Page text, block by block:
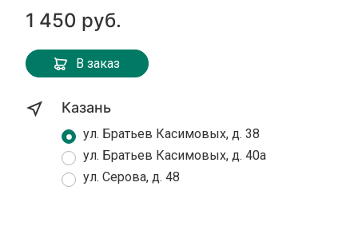
1 450 руб.
В заказ
Казань
ул. Братьев Касимовых, д. 38
ул. Братьев Касимовых, д. 40а
ул. Серова, д. 48